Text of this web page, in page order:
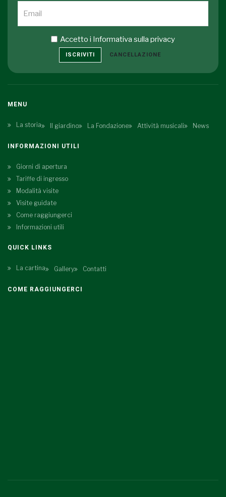
Accetto i Informativa sulla privacy
ISCRIVITI CANCELLAZIONE
MENU
La storia Il giardino La Fondazione Attività musicali News
INFORMAZIONI UTILI
Giorni di apertura
Tariffe di ingresso
Modalità visite
Visite guidate
Come raggiungerci
Informazioni utili
QUICK LINKS
La cartina Gallery Contatti
COME RAGGIUNGERCI